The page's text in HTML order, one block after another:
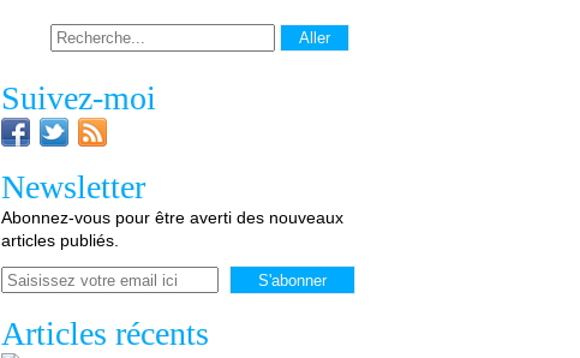
Suivez-moi
Newsletter
Abonnez-vous pour être averti des nouveaux
articles publiés.
Email
Articles récents